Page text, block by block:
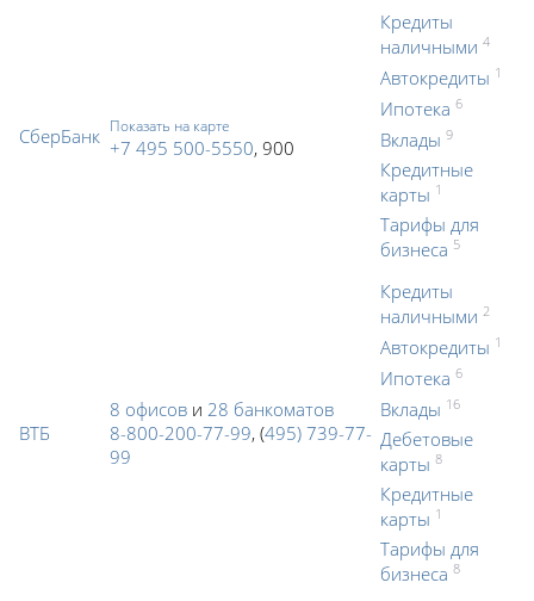
СберБанк Показать на карте
+7 495 500-5550, 900
Кредиты
наличными 4
Автокредиты 1
Ипотека 6
Вклады 9
Кредитные
карты 1
Тарифы для
бизнеса 5
ВТБ
8 офисов и 28 банкоматов
8-800-200-77-99, (495) 739-77-
99
Кредиты
наличными 2
Автокредиты 1
Ипотека 6
Вклады 16
Дебетовые
карты 8
Кредитные
карты 1
Тарифы для
бизнеса 8